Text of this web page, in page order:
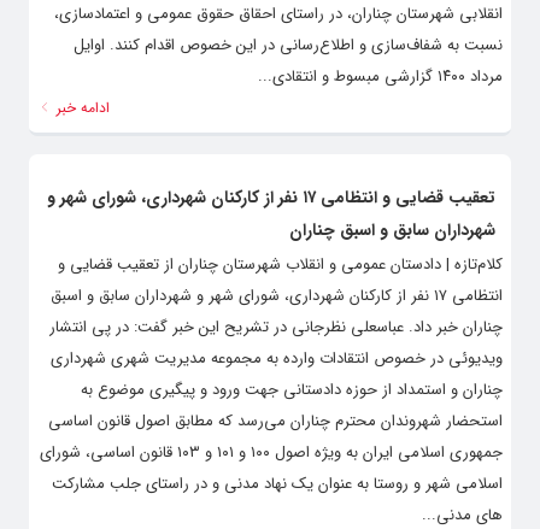
انقلابی شهرستان چناران، در راستای احقاق حقوق عمومی و اعتمادسازی،
نسبت به شفاف‌سازی و اطلاع‌رسانی در این خصوص اقدام کنند. اوایل
مرداد ۱۴۰۰ گزارشی مبسوط و انتقادی...
ادامه خبر
تعقیب قضایی و انتظامی ۱۷ نفر از کارکنان شهرداری، شورای شهر و
شهرداران سابق و اسبق چناران
کلام‌تازه | دادستان عمومی و انقلاب شهرستان چناران از تعقیب قضایی و
انتظامی ۱۷ نفر از کارکنان شهرداری، شورای شهر و شهرداران سابق و اسبق
چناران خبر داد. عباسعلی نظرجانی در تشریح این خبر گفت: در پی انتشار
ویدیوئی در خصوص انتقادات وارده به مجموعه مدیریت شهری شهرداری
چناران و استمداد از حوزه دادستانی جهت ورود و پیگیری موضوع به
استحضار شهروندان محترم چناران می‌رسد که مطابق اصول قانون اساسی
جمهوری اسلامی ایران به ویژه اصول ۱۰۰ و ۱۰۱ و ۱۰۳ قانون اساسی، شورای
اسلامی شهر و روستا به عنوان یک نهاد مدنی و در راستای جلب مشارکت
های مدنی...